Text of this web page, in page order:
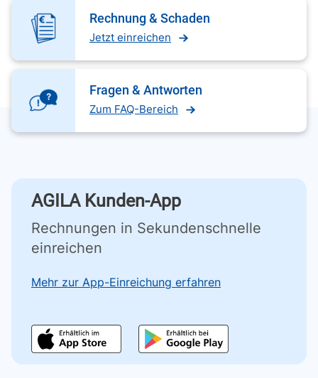
Rechnung & Schaden
Jetzt einreichen
Fragen & Antworten
Zum FAQ-Bereich
AGILA Kunden-App
Rechnungen in Sekundenschnelle
einreichen
Mehr zur App-Einreichung erfahren